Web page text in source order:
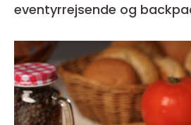
eventyrrejsende og